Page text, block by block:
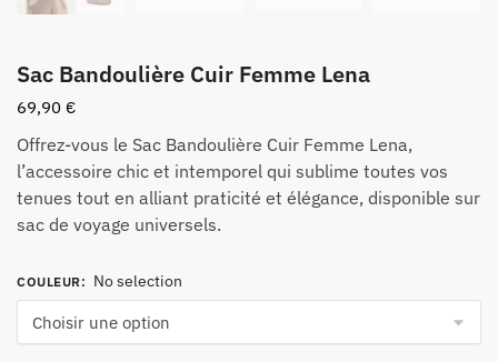
Sac Bandoulière Cuir Femme Lena
69,90 €
Offrez-vous le Sac Bandoulière Cuir Femme Lena,
l’accessoire chic et intemporel qui sublime toutes vos
tenues tout en alliant praticité et élégance, disponible sur
sac de voyage universels.
COULEUR: No selection